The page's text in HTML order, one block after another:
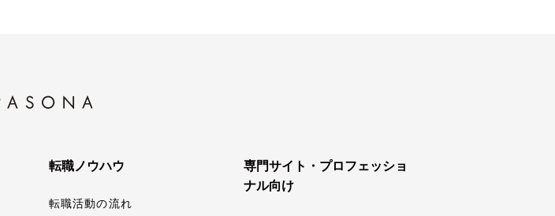
転職ノウハウ
転職活動の流れ
専門サイト・プロフェッショ
ナル向け